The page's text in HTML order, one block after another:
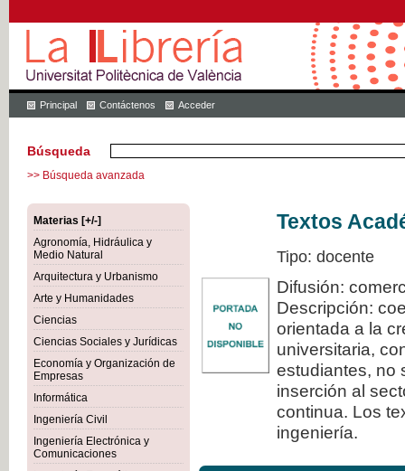
Principal Contáctenos Acceder
Búsqueda
>> Búsqueda avanzada
Materias [+/-]
Agronomía, Hidráulica y
Medio Natural
Arquitectura y Urbanismo
Arte y Humanidades
Ciencias
Ciencias Sociales y Jurídicas
Economía y Organización de
Empresas
Informática
Ingeniería Civil
Ingeniería Electrónica y
Comunicaciones
Textos
Tipo: docente
Difusión:
Descripción:
orientada a la
universitaria,
estudiantes, no
inserción al
continua. Los
ingeniería.